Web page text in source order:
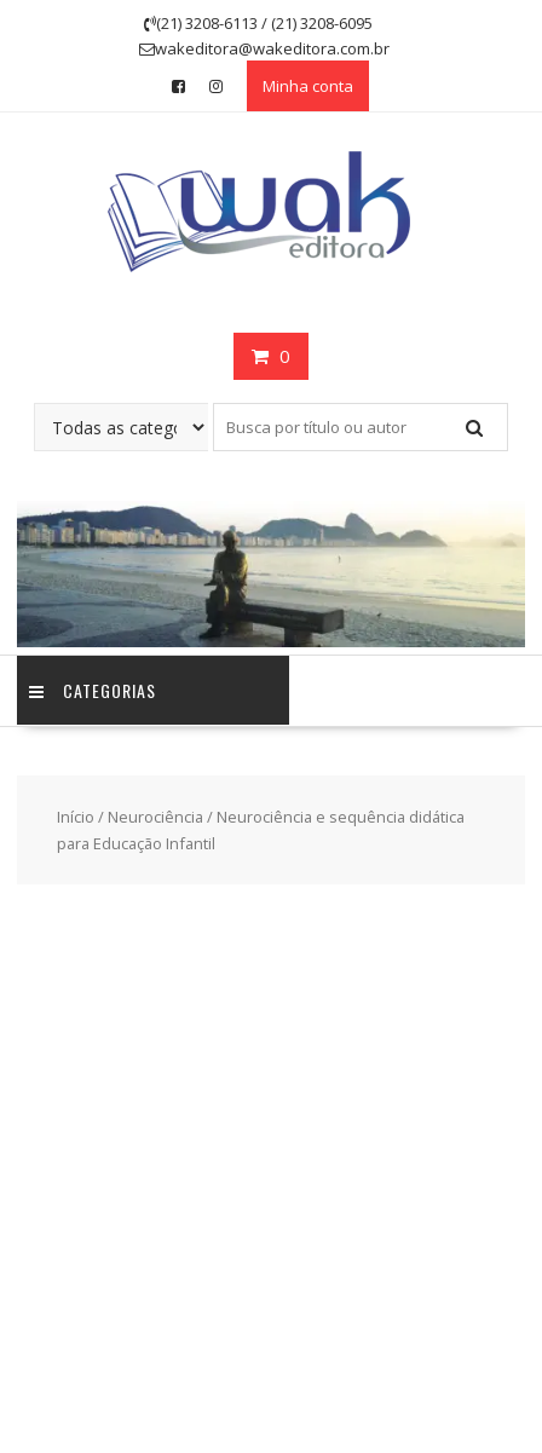
(21) 3208-6113 / (21) 3208-6095
wakeditora@wakeditora.com.br
Minha conta
0
CATEGORIAS
Início / Neurociência / Neurociência e sequência didática
para Educação Infantil